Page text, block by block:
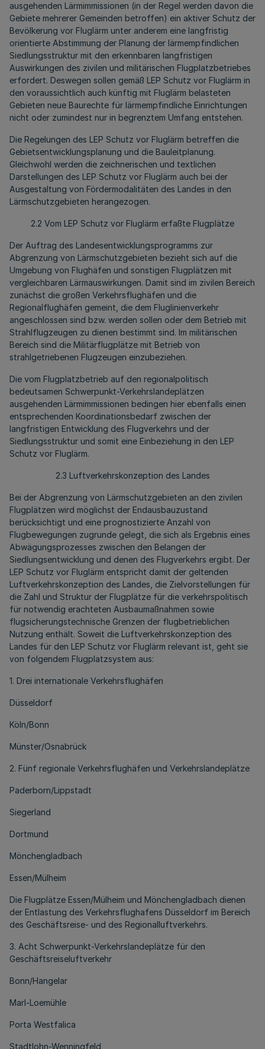
ausgehenden Lärmimmissionen (in der Regel werden davon die
Gebiete mehrerer Gemeinden betroffen) ein aktiver Schutz der
Bevölkerung vor Fluglärm unter anderem eine langfristig
orientierte Abstimmung der Planung der lärmempfindlichen
Siedlungsstruktur mit den erkennbaren langfristigen
Auswirkungen des zivilen und militärischen Flugplatzbetriebes
erfordert. Deswegen sollen gemäß LEP Schutz vor Fluglärm in
den voraussichtlich auch künftig mit Fluglärm belasteten
Gebieten neue Baurechte für lärmempfindliche Einrichtungen
nicht oder zumindest nur in begrenztem Umfang entstehen.
Die Regelungen des LEP Schutz vor Fluglärm betreffen die
Gebietsentwicklungsplanung und die Bauleitplanung.
Gleichwohl werden die zeichnerischen und textlichen
Darstellungen des LEP Schutz vor Fluglärm auch bei der
Ausgestaltung von Fördermodalitäten des Landes in den
Lärmschutzgebieten herangezogen.
2.2 Vom LEP Schutz vor Fluglärm erfaßte Flugplätze
Der Auftrag des Landesentwicklungsprogramms zur
Abgrenzung von Lärmschutzgebieten bezieht sich auf die
Umgebung von Flughäfen und sonstigen Flugplätzen mit
vergleichbaren Lärmauswirkungen. Damit sind im zivilen Bereich
zunächst die großen Verkehrsflughäfen und die
Regionalflughäfen gemeint, die dem Fluglinienverkehr
angeschlossen sind bzw. werden sollen oder dem Betrieb mit
Strahlflugzeugen zu dienen bestimmt sind. Im militärischen
Bereich sind die Militärflugplätze mit Betrieb von
strahlgetriebenen Flugzeugen einzubeziehen.
Die vom Flugplatzbetrieb auf den regionalpolitisch
bedeutsamen Schwerpunkt-Verkehrslandeplätzen
ausgehenden Lärmimmissionen bedingen hier ebenfalls einen
entsprechenden Koordinationsbedarf zwischen der
langfristigen Entwicklung des Flugverkehrs und der
Siedlungsstruktur und somit eine Einbeziehung in den LEP
Schutz vor Fluglärm.
2.3 Luftverkehrskonzeption des Landes
Bei der Abgrenzung von Lärmschutzgebieten an den zivilen
Flugplätzen wird möglichst der Endausbauzustand
berücksichtigt und eine prognostizierte Anzahl von
Flugbewegungen zugrunde gelegt, die sich als Ergebnis eines
Abwägungsprozesses zwischen den Belangen der
Siedlungsentwicklung und denen des Flugverkehrs ergibt. Der
LEP Schutz vor Fluglärm entspricht damit der geltenden
Luftverkehrskonzeption des Landes, die Zielvorstellungen für
die Zahl und Struktur der Flugplätze für die verkehrspolitisch
für notwendig erachteten Ausbaumaßnahmen sowie
flugsicherungstechnische Grenzen der flugbetrieblichen
Nutzung enthält. Soweit die Luftverkehrskonzeption des
Landes für den LEP Schutz vor Fluglärm relevant ist, geht sie
von folgendem Flugplatzsystem aus:
1. Drei internationale Verkehrsflughäfen
Düsseldorf
Köln/Bonn
Münster/Osnabrück
2. Fünf regionale Verkehrsflughäfen und Verkehrslandeplätze
Paderborn/Lippstadt
Siegerland
Dortmund
Mönchengladbach
Essen/Mülheim
Die Flugplätze Essen/Mülheim und Mönchengladbach dienen
der Entlastung des Verkehrsflughafens Düsseldorf im Bereich
des Geschäftsreise- und des Regionalluftverkehrs.
3. Acht Schwerpunkt-Verkehrslandeplätze für den
Geschäftsreiseluftverkehr
Bonn/Hangelar
Marl-Loemühle
Porta Westfalica
Stadtlohn-Wenningfeld